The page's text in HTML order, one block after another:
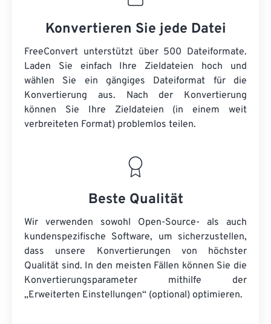
Konvertieren Sie jede Datei
FreeConvert unterstützt über 500 Dateiformate.
Laden Sie einfach Ihre Zieldateien hoch und
wählen Sie ein gängiges Dateiformat für die
Konvertierung aus. Nach der Konvertierung
können Sie Ihre Zieldateien (in einem weit
verbreiteten Format) problemlos teilen.
Beste Qualität
Wir verwenden sowohl Open-Source- als auch
kundenspezifische Software, um sicherzustellen,
dass unsere Konvertierungen von höchster
Qualität sind. In den meisten Fällen können Sie die
Konvertierungsparameter mithilfe der
„Erweiterten Einstellungen“ (optional) optimieren.